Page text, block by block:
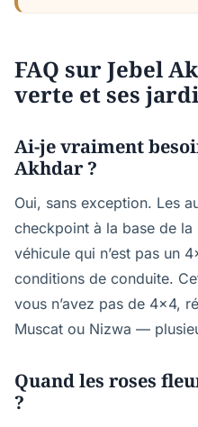
FAQ sur Jebel
verte et ses
Ai-je vraiment
Akhdar ?
Oui, sans exception. Les
checkpoint à la base de
véhicule qui n’est pas un
conditions de conduite.
vous n’avez pas de 4x4,
Muscat ou Nizwa —
Quand les roses
?